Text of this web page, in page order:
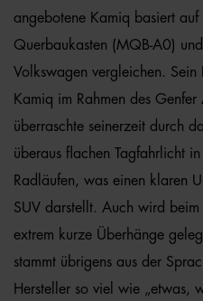
angebotene Kamiq basiert auf
Querbaukasten (MQB-A0)
Volkswagen vergleichen.
Kamiq im Rahmen des
überraschte seinerzeit durch
überaus flachen Tagfahrlicht in
Radläufen, was einen klaren
SUV darstellt. Auch wird
extrem kurze Überhänge
stammt übrigens aus der
Hersteller so viel wie „etwas,